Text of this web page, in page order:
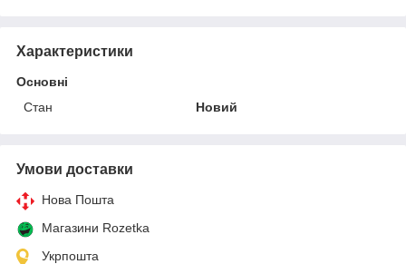
Характеристики
Основні
Стан
Новий
Умови доставки
Нова Пошта
Магазини Rozetka
Укрпошта